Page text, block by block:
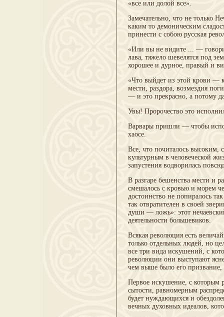
«все или долой все».
Замечательно, что не только
каким то демоническим
принести с собою русская
«Или вы не видите ... —
лава, тяжело шевелятся под
хорошее и дурное, правый и
«Что выйдет из этой крови —
мести, раздора, возмездия
— и это прекрасно, а потому
Увы! Пророчество это
Варвары пришли — чтобы
хаосе.
Все, что почиталось высоким,
культурным в человеческой
запустения водворилась
В разгаре бешенства мести и
смешалось с кровью и морем
достоинство не попиралось
так отвратителен в своей
души — ложь»: этот
деятельности большевиков.
Всякая революция есть
только отдельных людей, но
все три вида искушений, с
революции они выступают
чем выше было его призвание,
Первое искушение, с которым
сытости, равномерным
будет нуждающихся и
вечных духовных идеалов,